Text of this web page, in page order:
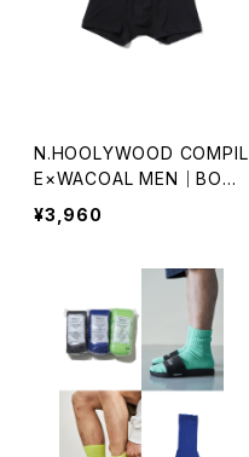
N.HOOLYWOOD COMPIL
E×WACOAL MEN｜BOXE
R BRIEFS｜WT3423
¥3,960